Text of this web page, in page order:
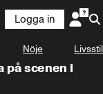
Logga in
Nöje Livsstil
på scenen i